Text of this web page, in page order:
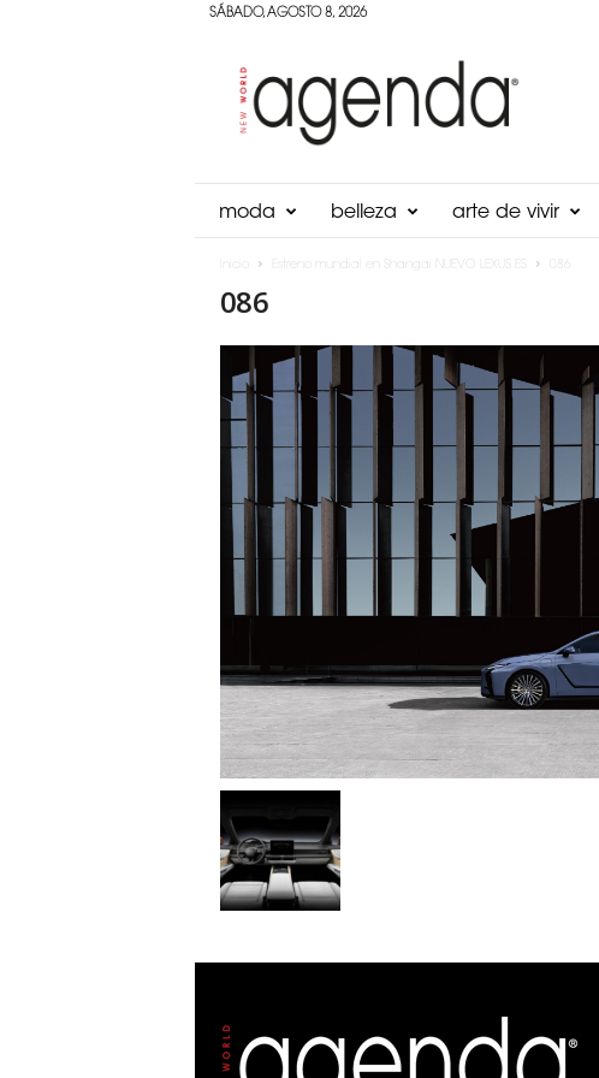
SÁBADO, AGOSTO 8, 2026
Panama
moda belleza arte de vivir
Estreno mundial en Shangai NUEVO LEXUS ES 086
086